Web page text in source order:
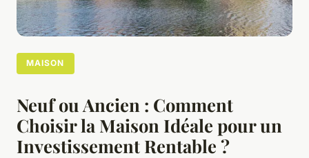
MAISON
Neuf ou Ancien : Comment
Choisir la Maison Idéale pour un
Investissement Rentable ?